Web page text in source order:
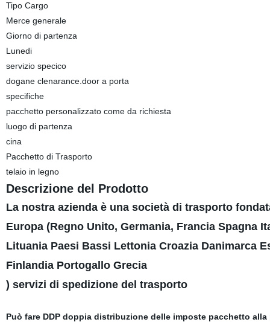
Tipo Cargo
Merce generale
Giorno di partenza
Lunedi
servizio specico
dogane clenarance.door a porta
specifiche
pacchetto personalizzato come da richiesta
luogo di partenza
cina
Pacchetto di Trasporto
telaio in legno
Descrizione del Prodotto
La nostra azienda è una società di trasporto
Europa (Regno Unito, Germania, Francia Spagna
Lituania Paesi Bassi Lettonia Croazia Danimarca
Finlandia Portogallo Grecia
) servizi di spedizione del trasporto
Può fare DDP doppia distribuzione delle imposte pacchetto alla